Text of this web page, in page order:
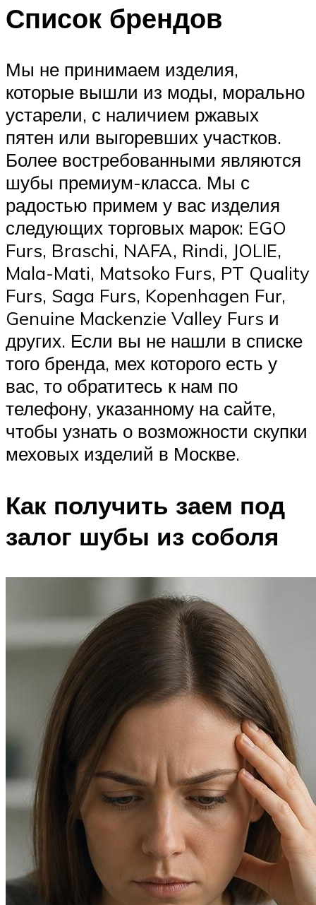
Список брендов
Мы не принимаем изделия,
которые вышли из моды, морально
устарели, с наличием ржавых
пятен или выгоревших участков.
Более востребованными являются
шубы премиум-класса. Мы с
радостью примем у вас изделия
следующих торговых марок: EGO
Furs, Braschi, NAFA, Rindi, JOLIE,
Mala-Mati, Matsoko Furs, PT Quality
Furs, Saga Furs, Kopenhagen Fur,
Genuine Mackenzie Valley Furs и
других. Если вы не нашли в списке
того бренда, мех которого есть у
вас, то обратитесь к нам по
телефону, указанному на сайте,
чтобы узнать о возможности скупки
меховых изделий в Москве.
Как получить заем под
залог шубы из соболя